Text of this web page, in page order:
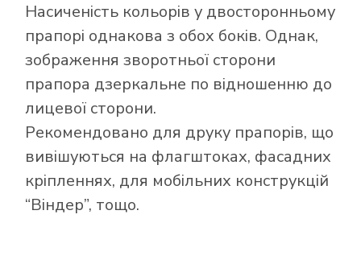
Насиченість кольорів у двосторонньому
прапорі однакова з обох боків. Однак,
зображення зворотньої сторони
прапора дзеркальне по відношенню до
лицевої сторони.
Рекомендовано для друку прапорів, що
вивішуються на флагштоках, фасадних
кріпленнях, для мобільних конструкцій
“Віндер”, тощо.